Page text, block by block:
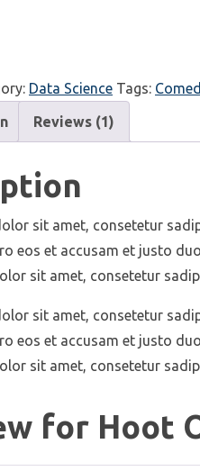
Data Science Tags:
Reviews (1)
sit amet, consetetur
eos et accusam et justo
sit amet, consetetur
sit amet, consetetur
eos et accusam et justo
sit amet, consetetur
for Hoot